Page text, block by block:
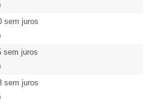
sem juros
sem juros
sem juros